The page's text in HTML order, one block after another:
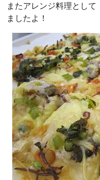
またアレンジ料理とし
ましたよ！